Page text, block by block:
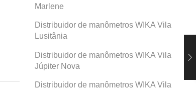
Marlene
Distribuidor de manômetros WIKA Vila
Lusitânia
Distribuidor de manômetros WIKA Vila
Júpiter Nova
Distribuidor de manômetros WIKA Vila